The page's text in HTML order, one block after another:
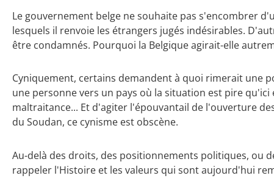
Le gouvernement belge ne souhaite pas s'encombrer
lesquels il renvoie les étrangers jugés indésirables.
être condamnés. Pourquoi la Belgique agirait-elle
Cyniquement, certains demandent à quoi rimerait une
une personne vers un pays où la situation est pire
maltraitance... Et d'agiter l'épouvantail de l'ouverture
du Soudan, ce cynisme est obscène.
Au-delà des droits, des positionnements politiques, ou
rappeler l'Histoire et les valeurs qui sont aujourd'hui